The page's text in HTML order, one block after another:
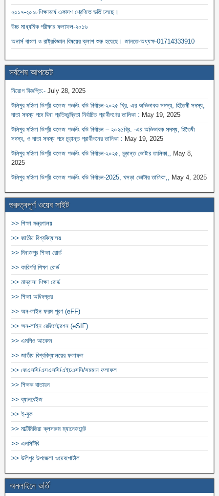
২০১৭-২০১৮শিক্ষাবর্ষে একাদশ শ্রেণিতে ভর্তি চলছে।
উচ্চ মাধ্যমিক পরীক্ষার ফলাফল-২০১৬
অনার্স বাংলা ও রাষ্ট্রবিজ্ঞান বিষয়ের ক্লাশ শুরু হয়েছে। জানতে-অধ্যক্ষ-01714333910
সর্বশেষ আপডেট
নিয়োগ বিজ্ঞপ্তি:- July 28, 2025
উলিপুর মহিলা ডিগ্রী কলেজ গভর্নিং বডি নির্বাচন-২০২৫ খ্রি. এর অভিভাবক সদস্য, হিতৈষী সদস্য,
দাতা সদস্য পদে বিনা প্রতিদ্বন্দ্বিতা নির্বাচিত প্রার্থীগণের তালিকা : May 19, 2025
উলিপুর মহিলা ডিগ্রী কলেজ গভর্নিং বডি নির্বাচন – ২০২৫খ্রি. -এর অভিভাবক সদস্য, হিতৈষী
সদস্য, ও দাতা সদস্য পদে চূড়ান্ত প্রার্থীগনের তালিকা : May 19, 2025
উলিপুর মহিলা ডিগ্রী কলেজ গভর্নিং বডি নির্বাচন-২০২৫, চূড়ান্ত ভোটার তালিকা,,
May 8,
2025
উলিপুর মহিলা ডিগ্রী কলেজ গভর্নিং বডি নির্বাচন-2025, খসড়া ভোটার তালিকা,,
May 4, 2025
গুরুত্বপূর্ণ ওয়েব সাইট
>> শিক্ষা মন্ত্রণালয়
>> জাতীয় বিশ্ববিদ্যালয়
>> দিনাজপুর শিক্ষা রোর্ড
>> কারিগরি শিক্ষা রোর্ড
>> মাদ্রাসা শিক্ষা রোর্ড
>> শিক্ষা অধিদপ্তর
>> অন-লাইন ফরম পূরণ (eFF)
>> অন-লাইন রেজিস্ট্রেশন (eSIF)
>> এমপিও আবেদন
>> জাতীয় বিশ্ববিদ্যালয়ের ফলাফল
>> জেএসসি/এসএসসি/এইচএসসি/সমমান ফলাফল
>> শিক্ষক বাতায়ন
>> ব্যানবেইজ
>> ই-বুক
>> মাল্টিমিডিয়া ক্লসরুম ম্যানেজমেন্ট
>> এনসিটিবি
>> উলিপুর উপজেলা ওয়েবপোর্টাল
অনলাইনে ভর্তি